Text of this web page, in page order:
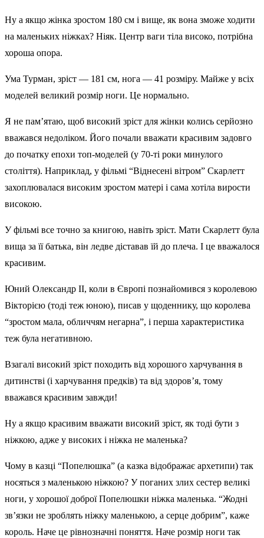
Ну а якщо жінка зростом 180 см і вище, як вона зможе ходити
на маленьких ніжках? Ніяк. Центр ваги тіла високо, потрібна
хороша опора.
Ума Турман, зріст — 181 см, нога — 41 розміру. Майже у всіх
моделей великий розмір ноги. Це нормально.
Я не пам’ятаю, щоб високий зріст для жінки колись серйозно
вважався недоліком. Його почали вважати красивим задовго
до початку епохи топ-моделей (у 70-ті роки минулого
століття). Наприклад, у фільмі “Віднесені вітром” Скарлетт
захоплювалася високим зростом матері і сама хотіла вирости
високою.
У фільмі все точно за книгою, навіть зріст. Мати Скарлетт була
вища за її батька, він ледве діставав їй до плеча. І це вважалося
красивим.
Юний Олександр II, коли в Європі познайомився з королевою
Вікторією (тоді теж юною), писав у щоденнику, що королева
“зростом мала, обличчям негарна”, і перша характеристика
теж була негативною.
Взагалі високий зріст походить від хорошого харчування в
дитинстві (і харчування предків) та від здоров’я, тому
вважався красивим завжди!
Ну а якщо красивим вважати високий зріст, як тоді бути з
ніжкою, адже у високих і ніжка не маленька?
Чому в казці “Попелюшка” (а казка відображає архетипи) так
носяться з маленькою ніжкою? У поганих злих сестер великі
ноги, у хорошої доброї Попелюшки ніжка маленька. “Жодні
зв’язки не зроблять ніжку маленькою, а серце добрим”, каже
король. Наче це рівнозначні поняття. Наче розмір ноги так